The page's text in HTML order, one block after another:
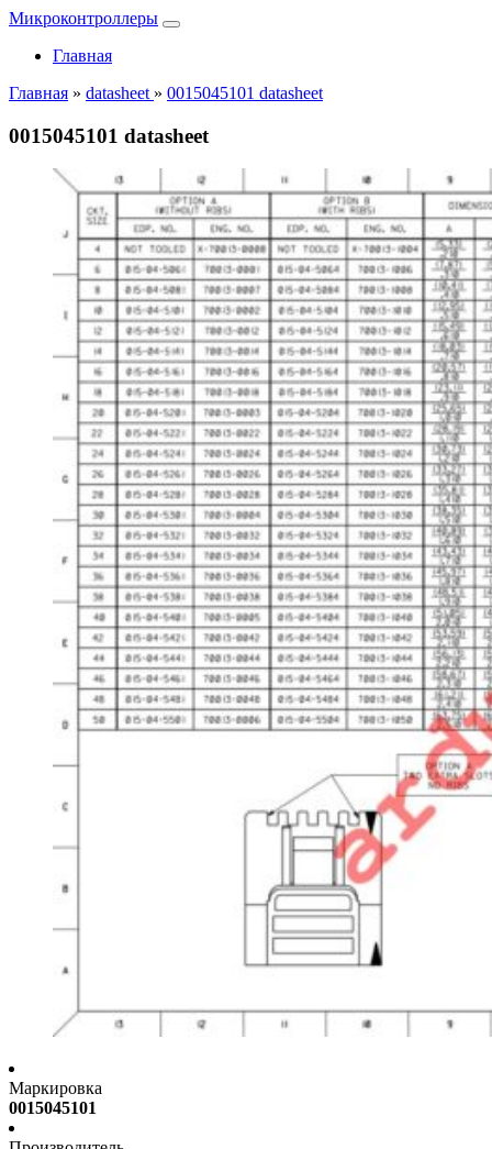
Микроконтроллеры
Главная
Главная » datasheet » 0015045101 datasheet
0015045101 datasheet
Маркировка
0015045101